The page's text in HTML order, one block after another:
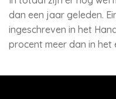
dan een jaar geleden.
ingeschreven in het
procent meer dan in